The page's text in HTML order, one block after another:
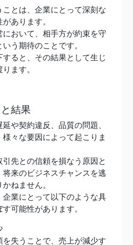
とは、企業にとって深刻な
あります。
おいて、相手方が約束を守
う期待のことです。
ると、その結果として生じ
ます。
結果
や契約違反、品質の問題、
々な要因によって起こりま
引先との信頼を損なう原因と
将来のビジネスチャンスを逃
ねません。
企業にとって以下のような具
可能性があります。
失うことで、売上が減少す